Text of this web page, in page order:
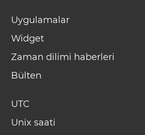
Uygulamalar
Widget
Zaman dilimi haberleri
Bülten
UTC
Unix saati